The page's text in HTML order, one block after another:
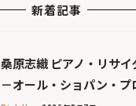
新着記事
桑原志織 ピアノ・リサイ
－オール・ショパン・プ